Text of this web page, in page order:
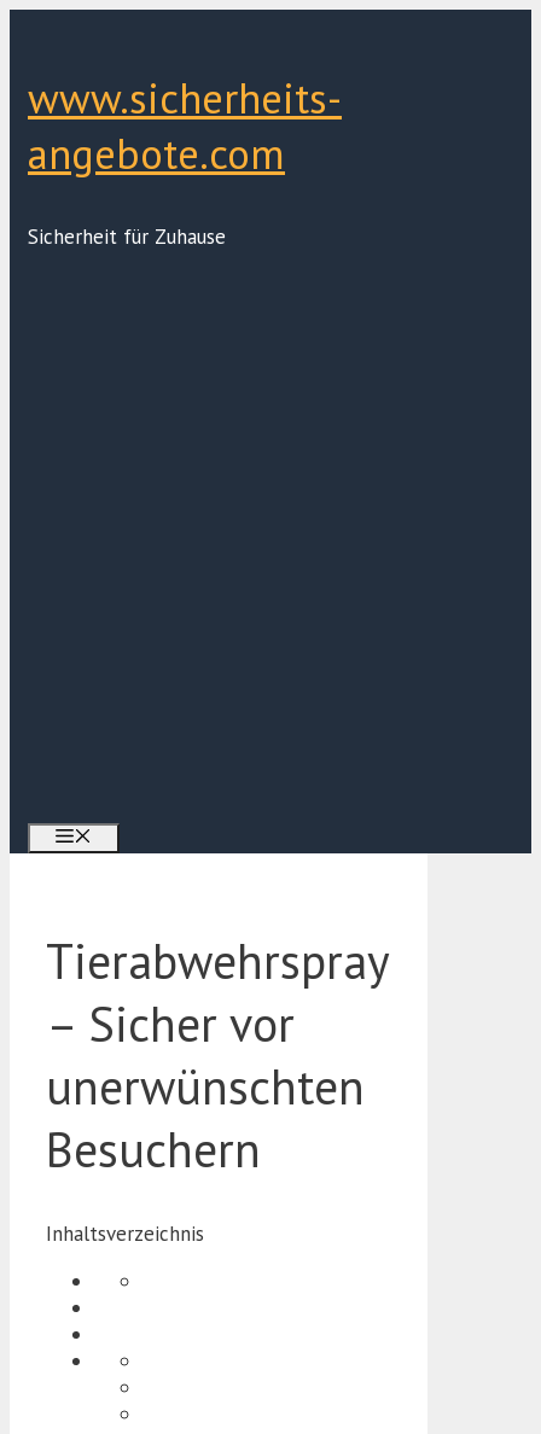
www.sicherheits-
angebote.com
Sicherheit für Zuhause
Tierabwehrspray
– Sicher vor
unerwünschten
Besuchern
Inhaltsverzeichnis